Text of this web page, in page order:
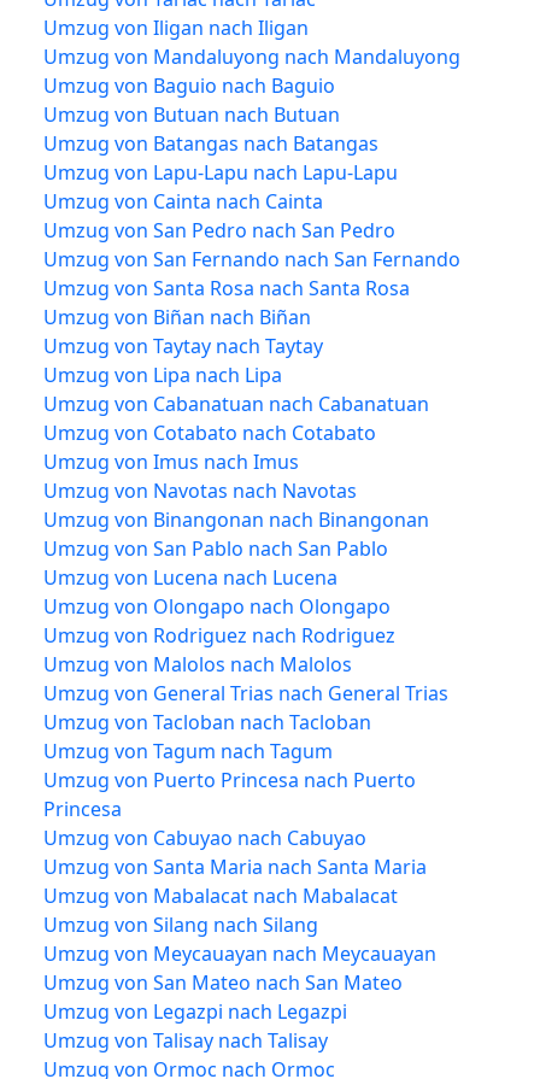
Umzug von Iligan nach Iligan
Umzug von Mandaluyong nach Mandaluyong
Umzug von Baguio nach Baguio
Umzug von Butuan nach Butuan
Umzug von Batangas nach Batangas
Umzug von Lapu-Lapu nach Lapu-Lapu
Umzug von Cainta nach Cainta
Umzug von San Pedro nach San Pedro
Umzug von San Fernando nach San Fernando
Umzug von Santa Rosa nach Santa Rosa
Umzug von Biñan nach Biñan
Umzug von Taytay nach Taytay
Umzug von Lipa nach Lipa
Umzug von Cabanatuan nach Cabanatuan
Umzug von Cotabato nach Cotabato
Umzug von Imus nach Imus
Umzug von Navotas nach Navotas
Umzug von Binangonan nach Binangonan
Umzug von San Pablo nach San Pablo
Umzug von Lucena nach Lucena
Umzug von Olongapo nach Olongapo
Umzug von Rodriguez nach Rodriguez
Umzug von Malolos nach Malolos
Umzug von General Trias nach General Trias
Umzug von Tacloban nach Tacloban
Umzug von Tagum nach Tagum
Umzug von Puerto Princesa nach Puerto
Princesa
Umzug von Cabuyao nach Cabuyao
Umzug von Santa Maria nach Santa Maria
Umzug von Mabalacat nach Mabalacat
Umzug von Silang nach Silang
Umzug von Meycauayan nach Meycauayan
Umzug von San Mateo nach San Mateo
Umzug von Legazpi nach Legazpi
Umzug von Talisay nach Talisay
Umzug von Ormoc nach Ormoc